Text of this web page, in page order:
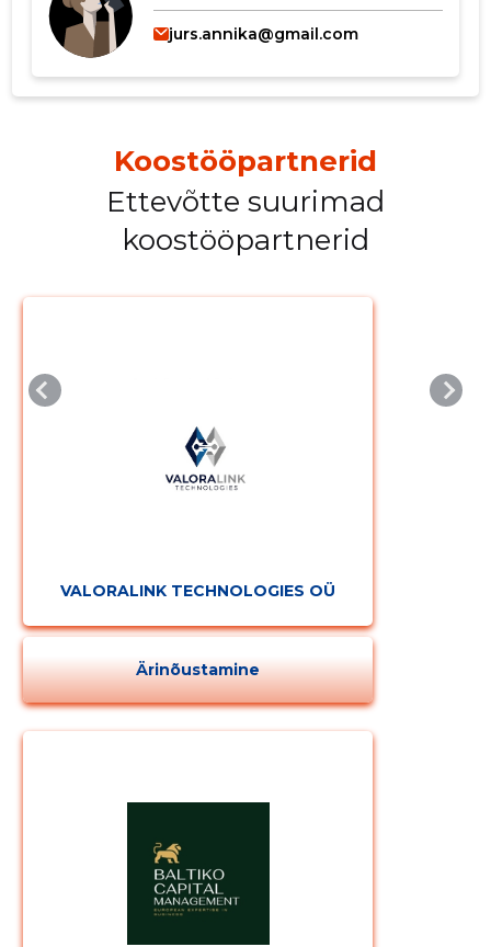
jurs.annika@gmail.com
Koostööpartnerid
Ettevõtte suurimad
koostööpartnerid
VALORALINK TECHNOLOGIES OÜ
Ärinõustamine
kirjeldust